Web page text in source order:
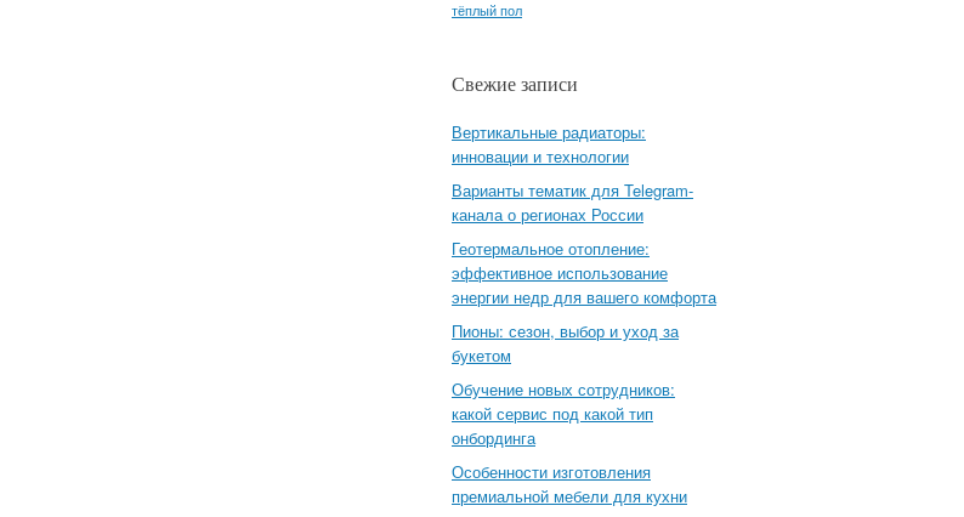
тёплый пол
Свежие записи
Вертикальные радиаторы:
инновации и технологии
Варианты тематик для Telegram-
канала о регионах России
Геотермальное отопление:
эффективное использование
энергии недр для вашего комфорта
Пионы: сезон, выбор и уход за
букетом
Обучение новых сотрудников:
какой сервис под какой тип
онбординга
Особенности изготовления
премиальной мебели для кухни